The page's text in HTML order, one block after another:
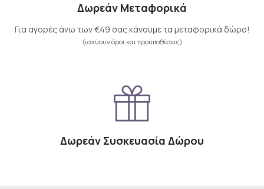
Δωρεάν Μεταφορικά
Για αγορές άνω των €49 σας κάνουμε τα μεταφορικά δώρο!
(ισχύουν όροι και προϋποθέσεις)
Δωρεάν Συσκευασία Δώρου